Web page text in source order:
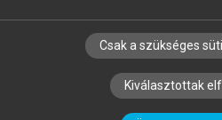
SZERZŐKNEK CÉGEKNEK
SZERKESZTÉSI ÉS
Csak a szükséges
Kiválasztottak